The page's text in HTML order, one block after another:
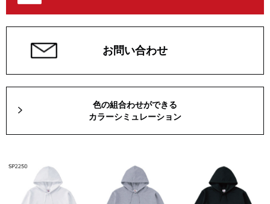
お問い合わせ
色の組合わせができる
カラーシミュレーション